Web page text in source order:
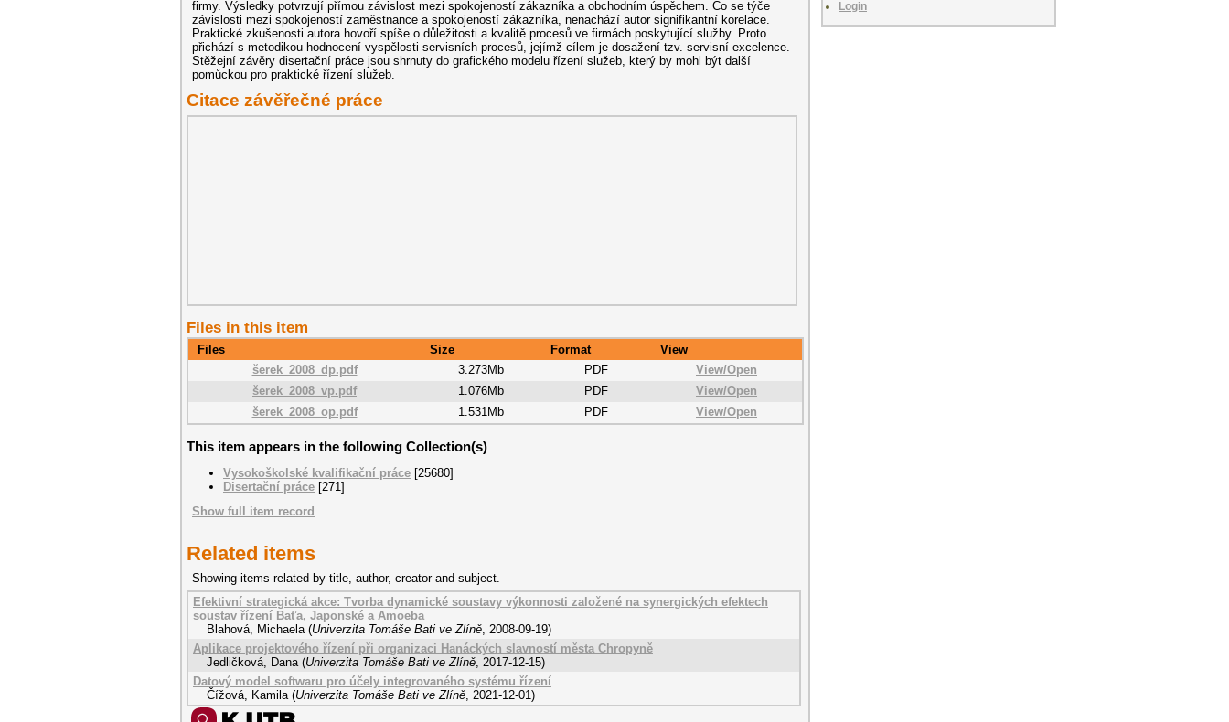
firmy. Výsledky potvrzují přímou závislost mezi spokojeností zákazníka a obchodním úspěchem. Co se týče
závislosti mezi spokojeností zaměstnance a spokojeností zákazníka, nenachází autor signifikantní korelace.
Praktické zkušenosti autora hovoří spíše o důležitosti a kvalitě procesů ve firmách poskytující služby. Proto
přichází s metodikou hodnocení vyspělosti servisních procesů, jejímž cílem je dosažení tzv. servisní excelence.
Stěžejní závěry disertační práce jsou shrnuty do grafického modelu řízení služeb, který by mohl být další
pomůckou pro praktické řízení služeb.
Citace závěřečné práce
Files in this item
Files Size Format
View
šerek_2008_dp.pdf
3.273Mb PDF View/Open
šerek_2008_vp.pdf
1.076Mb PDF View/Open
šerek_2008_op.pdf
1.531Mb PDF View/Open
This item appears in the following Collection(s)
Vysokoškolské kvalifikační práce [25680]
Disertační práce [271]
Show full item record
Related items
Showing items related by title, author, creator and subject.
Efektivní strategická akce: Tvorba dynamické soustavy výkonnosti založené na synergických efektech
soustav řízení Baťa, Japonské a Amoeba
Blahová, Michaela (Univerzita Tomáše Bati ve Zlíně, 2008-09-19)
Aplikace projektového řízení při organizaci Hanáckých slavností města Chropyně
Jedličková, Dana (Univerzita Tomáše Bati ve Zlíně, 2017-12-15)
Datový model softwaru pro účely integrovaného systému řízení
Čížová, Kamila (Univerzita Tomáše Bati ve Zlíně, 2021-12-01)
Login